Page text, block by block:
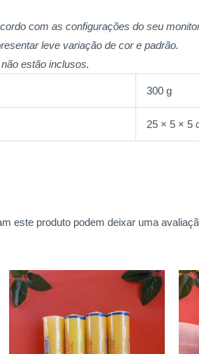
com as configurações do seu
leve variação de cor e padrão.
estão inclusos.
300 g
25 × 5 × 5
este produto podem deixar uma